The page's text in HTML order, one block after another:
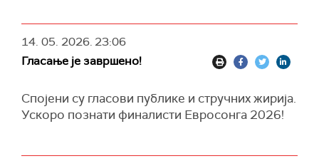
14. 05. 2026.23:06
Гласање је завршено!
Спојени су гласови публике и стручних жирија.
Ускоро познати финалисти Евросонга 2026!